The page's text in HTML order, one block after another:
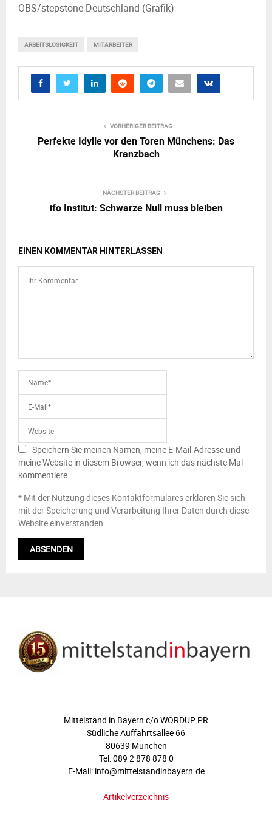
OBS/stepstone Deutschland (Grafik)
ARBEITSLOSIGKEIT MITARBEITER
VORHERIGER BEITRAG
Perfekte Idylle vor den Toren Münchens: Das
Kranzbach
NÄCHSTER BEITRAG
ifo Institut: Schwarze Null muss bleiben
EINEN KOMMENTAR HINTERLASSEN
Speichern Sie meinen Namen, meine E-Mail-Adresse und
meine Website in diesem Browser, wenn ich das nächste Mal
kommentiere.
* Mit der Nutzung dieses Kontaktformulares erklären Sie sich
mit der Speicherung und Verarbeitung Ihrer Daten durch diese
Website einverstanden.
Mittelstand in Bayern c/o WORDUP PR
Südliche Auffahrtsallee 66
80639 München
Tel: 089 2 878 878 0
E-Mail: info@mittelstandinbayern.de
Artikelverzeichnis